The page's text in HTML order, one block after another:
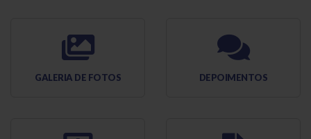
GALERIA DE FOTOS DEPOIMENTOS